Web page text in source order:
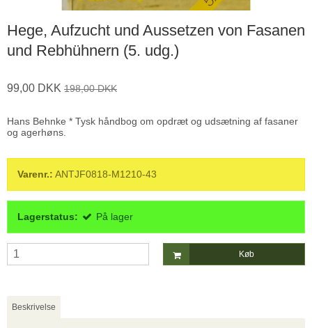
Hege, Aufzucht und Aussetzen von Fasanen
und Rebhühnern (5. udg.)
99,00 DKK 198,00 DKK
Hans Behnke * Tysk håndbog om opdræt og udsætning af fasaner
og agerhøns.
Varenr.: ANTJF0818-M1210-43
Lagerstatus: På lager
Køb
Beskrivelse